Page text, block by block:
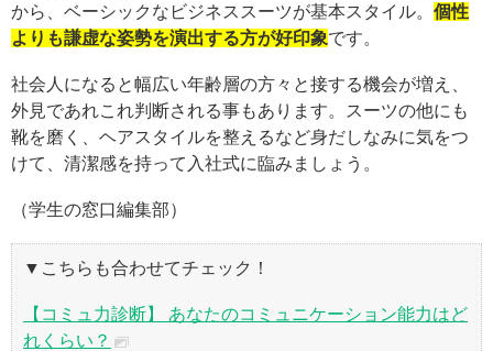
から、ベーシックなビジネススーツが基本スタイル。 個性
よりも謙虚な姿勢を演出する方が好印象です。
社会人になると幅広い年齢層の方々と接する機会が増え、
外見であれこれ判断される事もあります。スーツの他にも
靴を磨く、ヘアスタイルを整えるなど身だしなみに気をつ
けて、清潔感を持って入社式に臨みましょう。
（学生の窓口編集部）
▼こちらも合わせてチェック！
【コミュ力診断】 あなたのコミュニケーション能力はど
れくらい？